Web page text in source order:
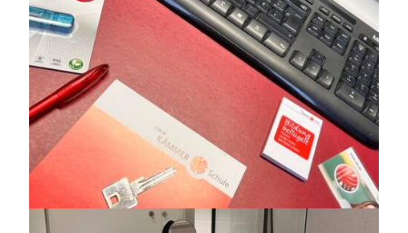
content/uploads/2026/02/wolfsburg_-7.jpg
https://jedu.fi/wp-